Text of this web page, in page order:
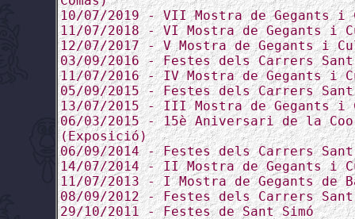
10/07/2019 - VII Mostra de Gegants
11/07/2018 - VI Mostra de Gegants i
12/07/2017 - V Mostra de Gegants i
03/09/2016 - Festes dels Carrers
11/07/2016 - IV Mostra de Gegants i
05/09/2015 - Festes dels Carrers
13/07/2015 - III Mostra de Gegants i
06/03/2015 - 15è Aniversari de la
(Exposició)
06/09/2014 - Festes dels Carrers
14/07/2014 - II Mostra de Gegants i
11/07/2013 - I Mostra de Gegants de
08/09/2012 - Festes dels Carrers
29/10/2011 - Festes de Sant Simó